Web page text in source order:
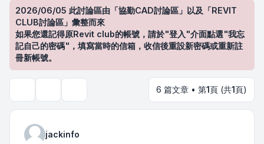
2026/06/05 此討論區由「協勤CAD討論區」以及「REVIT
CLUB討論區」彙整而來
如果您還記得原Revit club的帳號，請於"登入"介面點選"我忘
記自己的密碼"，填寫當時的信箱，收信後重設新密碼或重新註
冊新帳號。
6 篇文章 • 第1頁 (共1頁)
jackinfo